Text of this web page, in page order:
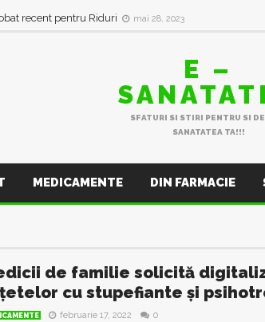
recent pentru Riduri mai 28, 2023
E –
SFATURI SI STIRI PENTRU SI
SANATATEA TA!!!
MEDICAMENTE DIN FARMACIE
de familie solicită
cu stupefiante și
februarie 17, 2022 0